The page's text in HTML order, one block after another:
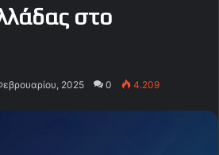
στο
2025 0 4.209